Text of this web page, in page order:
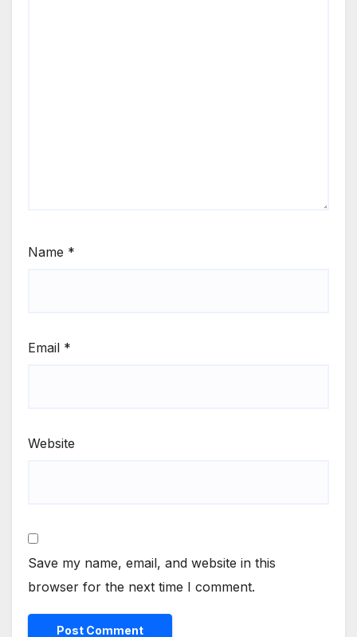
Name *
Email *
Website
Save my name, email, and website in this
browser for the next time I comment.